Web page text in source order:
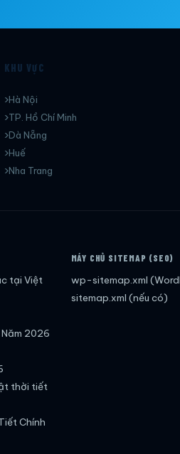
KHU VỰC
Hà Nội
TP. Hồ Chí Minh
Dà Nẵng
Huế
Nha Trang
tại Việt
2026
thời tiết
Chính
MÁY CHỦ SITEMAP (SEO)
wp-sitemap.xml
sitemap.xml (nếu có)